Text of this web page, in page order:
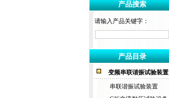
产品搜索
请输入产品关键字：
产品目录
变频串联谐振试验装置
串联谐振试验装置